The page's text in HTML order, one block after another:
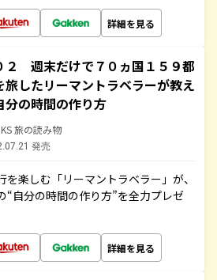
詳細を見る
２ 週末だけで７０ヵ国１５９都
旅したリーマントラベラーが教え
分の時間の作り方
旅の読み物
発売
楽しむ「リーマントラベラー」が、
“自分の時間の作り方”を全力プレゼ
詳細を見る